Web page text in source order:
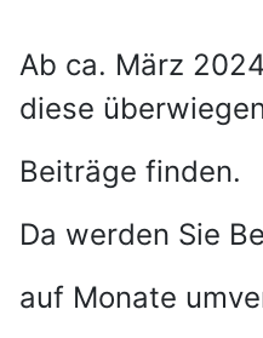
Ab ca. März
diese
Beiträge finden.
Da werden Sie
auf Monate